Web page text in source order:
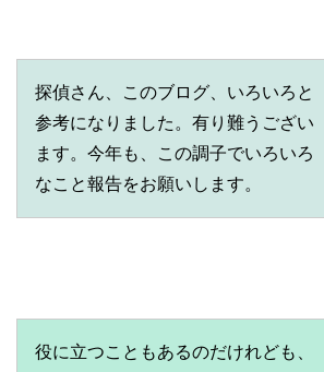
探偵さん、このブログ、いろいろと
参考になりました。有り難うござい
ます。今年も、この調子でいろいろ
なこと報告をお願いします。
役に立つこともあるのだけれども、